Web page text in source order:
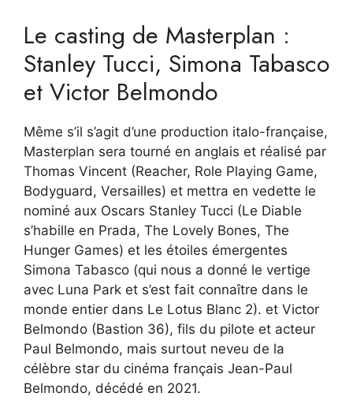
Le casting de Masterplan :
Stanley Tucci, Simona Tabasco
et Victor Belmondo
Même s’il s’agit d’une production italo-française,
Masterplan sera tourné en anglais et réalisé par
Thomas Vincent (Reacher, Role Playing Game,
Bodyguard, Versailles) et mettra en vedette le
nominé aux Oscars Stanley Tucci (Le Diable
s’habille en Prada, The Lovely Bones, The
Hunger Games) et les étoiles émergentes
Simona Tabasco (qui nous a donné le vertige
avec Luna Park et s’est fait connaître dans le
monde entier dans Le Lotus Blanc 2). et Victor
Belmondo (Bastion 36), fils du pilote et acteur
Paul Belmondo, mais surtout neveu de la
célèbre star du cinéma français Jean-Paul
Belmondo, décédé en 2021.